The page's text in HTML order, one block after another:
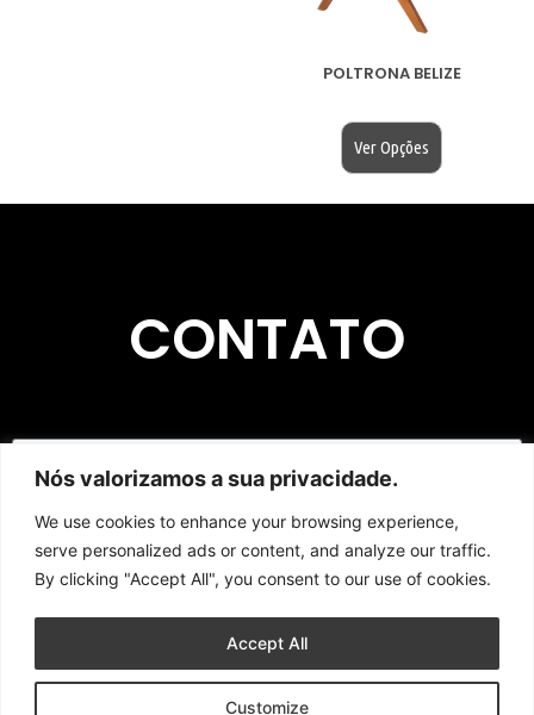
Nós valorizamos a sua privacidade.
We use cookies to enhance your browsing experience,
serve personalized ads or content, and analyze our traffic.
By clicking "Accept All", you consent to our use of cookies.
Customize
Accept All
POLTRONA BELIZE
Ver Opções
CONTATO
Enviar
Copyright © 2023 | L'artesanato CNPJ 50.830.938/0001-07